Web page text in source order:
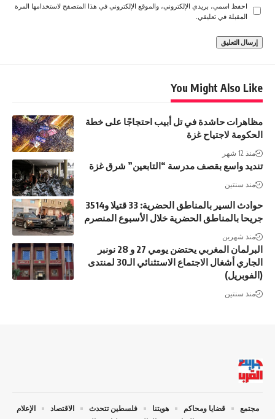
احفظ اسمي، بريدي الإلكتروني، والموقع الإلكتروني في هذا المتصفح لاستخدامها المرة
المقبلة في تعليقي.
You Might Also Like
مظاهرات حاشدة في تل أبيب احتجاجًا على خطة
الحكومة لاجتياح غزة
منذ 12 شهر
تنديد واسع بقصف مدرسة “التابعين” شرق غزة
منذ سنتين
حوادث السير بالمناطق الحضرية: 33 قتيلا و3514
جريحا بالمناطق الحضرية خلال الأسبوع المنصرم
منذ شهرين
البرلمان المغربي يحتضن يومي 27 و 28 نونبر
الجاري أشغال الاجتماع الاستثنائي الـ30 لمنتدى
(الفوبريل)
منذ سنتين
مجتمع قضايا ومحاكم هويتنا فلسطين تتحدث الاقتصاد
الإعلام